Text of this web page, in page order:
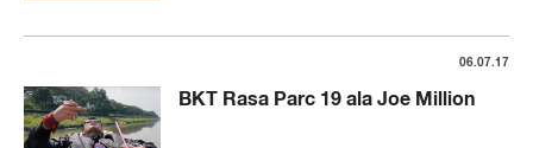
06.07.17
BKT Rasa Parc 19 ala Joe Million